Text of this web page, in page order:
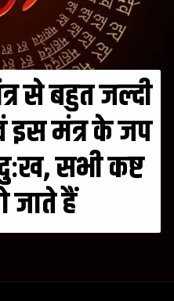
से बहुत जल्दी
इस मंत्र के जप
सभी कष्ट
जाते हैं